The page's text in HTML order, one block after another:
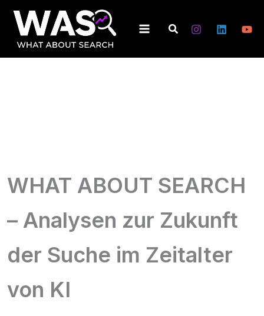
Inhalt
springen
Suchen
WHAT ABOUT SEARCH
– Analysen zur Zukunft
der Suche im Zeitalter
von KI